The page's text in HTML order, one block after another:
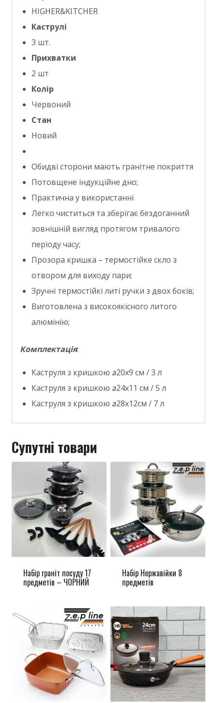
HIGHER&KITCHER
Каструлі
3 шт.
Прихватки
2 шт
Колір
Червоний
Стан
Новий
Обидві сторони мають гранітне покриття
Потовщене індукційне дно;
Практична у використанні
Легко чиститься та зберігає бездоганний
зовнішній вигляд протягом тривалого
періоду часу;
Прозора кришка – термостійке скло з
отвором для виходу пари;
Зручні термостійкі литі ручки з двох боків;
Виготовлена ​​з високоякісного литого
алюмінію;
Комплектація:
Каструля з кришкою ꬿ20х9 см / 3 л
Каструля з кришкою ꬿ24х11 см / 5 л
Каструля з кришкою ꬿ28х12см / 7 л
Супутні товари
Набір граніт посуду 17
предметів – ЧОРНИЙ
Набір Нержавійки 8
предметів